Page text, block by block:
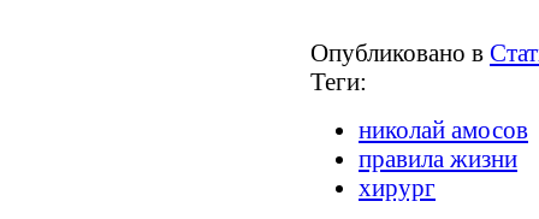
Опубликовано в
Теги:
николай амосов
правила жизни
хирург